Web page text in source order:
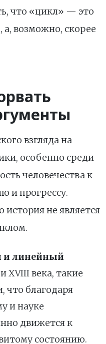
что «цикл» — это
а, возможно, скорее
взгляда на
особенно среди
человечества к
и прогрессу.
не является
и линейный
XVIII века, такие
что благодаря
и науке
движется к
состоянию.